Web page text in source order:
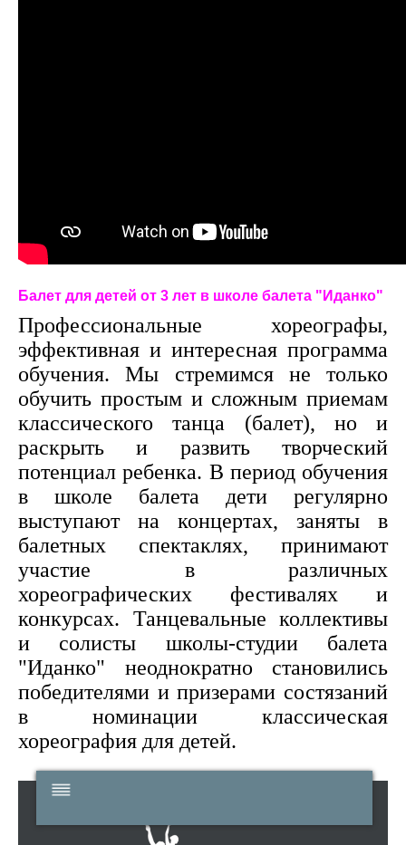
Балет для детей от 3 лет в школе балета "Иданко"
Профессиональные хореографы,
эффективная и интересная программа
обучения. Мы стремимся не только
обучить простым и сложным приемам
классического танца (балет), но и
раскрыть и развить творческий
потенциал ребенка. В период обучения
в школе балета дети регулярно
выступают на концертах, заняты в
балетных спектаклях, принимают
участие в различных
хореографических фестивалях и
конкурсах. Танцевальные коллективы
и солисты школы-студии балета
"Иданко" неоднократно становились
победителями и призерами состязаний
в номинации классическая
хореография для детей.